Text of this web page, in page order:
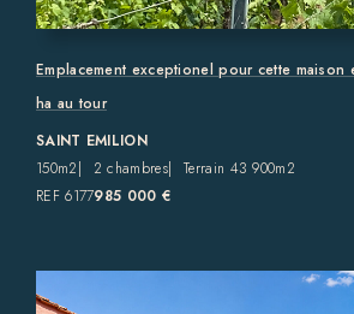
Emplacement exceptionel pour cette maison
ha au tour
SAINT EMILION
150m2
2 chambres
Terrain 43 900m2
REF 6177985 000 €